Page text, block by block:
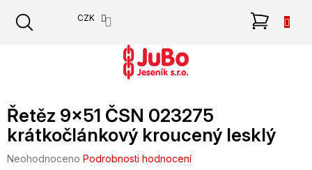
obsah
CZK
Řetěz 9x51 ČSN 023275
krátkočlánkový kroucený lesklý
Průměrné
Neohodnoceno Podrobnosti hodnocení